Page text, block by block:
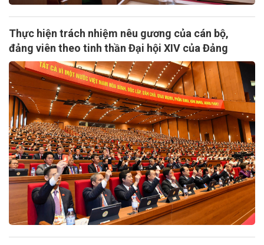
Thực hiện trách nhiệm nêu gương của cán bộ,
đảng viên theo tinh thần Đại hội XIV của Đảng